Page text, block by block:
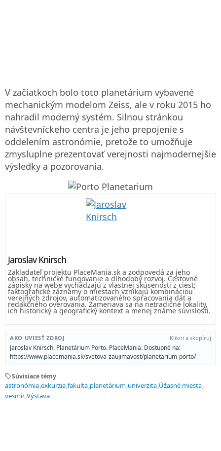
V začiatkoch bolo toto planetárium vybavené
mechanickým modelom Zeiss, ale v roku 2015 ho
nahradil moderný systém. Silnou stránkou
návštevníckeho centra je jeho prepojenie s
oddelením astronómie, pretože to umožňuje
zmysluplne prezentovať verejnosti najmodernejšie
výsledky a pozorovania.
Jaroslav Knirsch
Zakladateľ projektu PlaceMania.sk a zodpovedá za jeho
obsah, technické fungovanie a dlhodobý rozvoj. Cestovné
zápisky na webe vychádzajú z vlastnej skúsenosti z ciest;
faktografické záznamy o miestach vznikajú kombináciou
verejných zdrojov, automatizovaného spracovania dát a
redakčného overovania. Zameriava sa na netradičné lokality,
ich historický a geografický kontext a menej známe súvislosti.
AKO UVIESŤ ZDROJ Klikni a skopíruj
Jaroslav Knirsch. Planetárium Porto. PlaceMania. Dostupné na:
https://www.placemania.sk/svetova-zaujimavost/planetarium-porto/
sellSúvisiace témy
astronómia exkurzia fakulta planetárium univerzita Úžasné miesta
vesmír Výstava